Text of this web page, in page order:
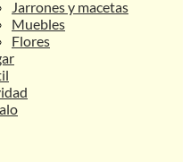
Jarrones y macetas
Muebles
Flores